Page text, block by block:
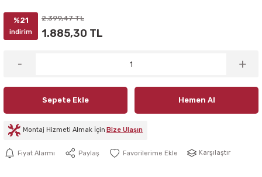
%21
indirim
2.399,47 TL
1.885,30 TL
Sepete Ekle Hemen Al
Montaj Hizmeti Almak İçin Bize Ulaşın
Fiyat Alarmı Paylaş Karşılaştır